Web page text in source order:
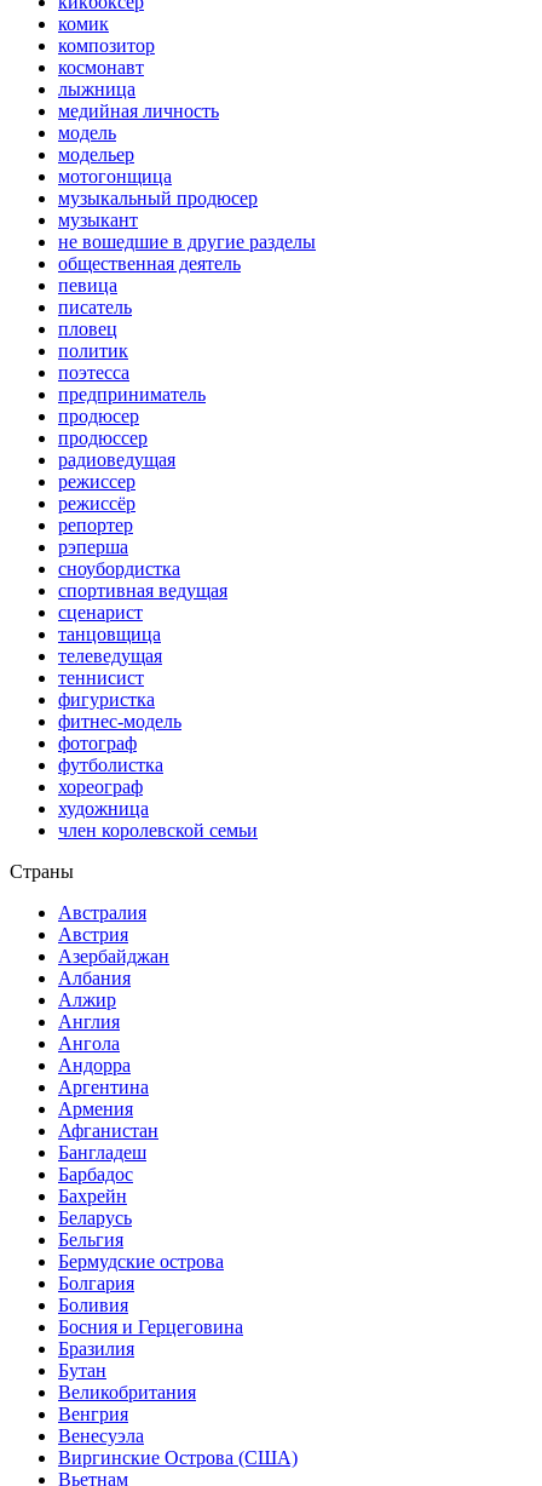
комик
композитор
космонавт
лыжница
медийная личность
модель
модельер
мотогонщица
музыкальный продюсер
музыкант
не вошедшие в другие разделы
общественная деятель
певица
писатель
пловец
политик
поэтесса
предприниматель
продюсер
продюссер
радиоведущая
режиссер
режиссёр
репортер
рэперша
сноубордистка
спортивная ведущая
сценарист
танцовщица
телеведущая
теннисист
фигуристка
фитнес-модель
фотограф
футболистка
хореограф
художница
член королевской семьи
Страны
Австралия
Австрия
Азербайджан
Албания
Алжир
Англия
Ангола
Андорра
Аргентина
Армения
Афганистан
Бангладеш
Барбадос
Бахрейн
Беларусь
Бельгия
Бермудские острова
Болгария
Боливия
Босния и Герцеговина
Бразилия
Бутан
Великобритания
Венгрия
Венесуэла
Виргинские Острова (США)
Вьетнам